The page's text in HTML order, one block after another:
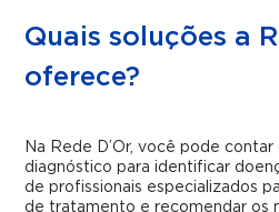
Quais soluções a
oferece?
Na Rede D’Or, você pode
diagnóstico para identificar
de profissionais especializados
de tratamento e recomendar os